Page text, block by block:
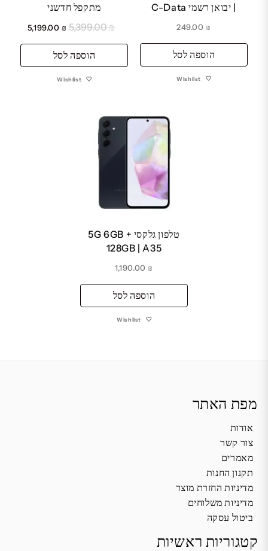
| יבואן רשמי C-Data
₪
הוספה לסל
Wishlist
מתקפל חדשני
₪
5,399.00
המחיר
היה:
₪ 5,399.00.
₪
5,199.00
₪ 5,199.00.
הוספה לסל
Wishlist
טלפון גלקסי 5G 6GB +
128GB | A35
₪
הוספה לסל
Wishlist
מפת האתר
אודות
צור קשר
מאמרים
תקנון החנות
מדיניות החזרת מוצר
מדיניות משלוחים
ביטול עסקה
קטגוריות ראשיות